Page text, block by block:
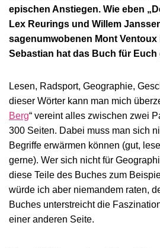
epischen Anstiegen. Wie eben
Lex Reurings und Willem
sagenumwobenen Mont Ventoux
Sebastian hat das Buch für Euch
Lesen, Radsport, Geographie,
dieser Wörter kann man mich
Berg“ vereint alles zwischen zwei
300 Seiten. Dabei muss man sich
Begriffe erwärmen können (gut,
gerne). Wer sich nicht für
diese Teile des Buches zum
würde ich aber niemandem raten,
Buches unterstreicht die
einer anderen Seite.